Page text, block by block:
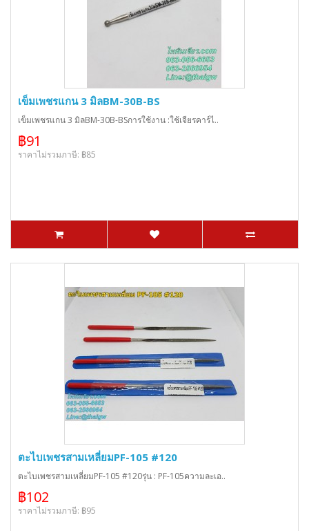
เข็มเพชรแกน 3 มิลBM-30B-BS
เข็มเพชรแกน 3 มิลBM-30B-BSการใช้งาน :ใช้เจียรคาร์ไ..
฿91
ราคาไม่รวมภาษี: ฿85
ตะไบเพชรสามเหลี่ยมPF-105 #120
ตะไบเพชรสามเหลี่ยมPF-105 #120รุ่น : PF-105ความละเอ..
฿102
ราคาไม่รวมภาษี: ฿95